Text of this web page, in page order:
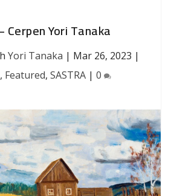
Cerpen Yori Tanaka
Yori Tanaka | Mar 26, 2023 |
, Featured, SASTRA| 0